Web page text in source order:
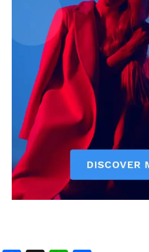
About Us
Privacy Policy
Terms of Use Agreement
Facebook
X WhatsApp
Share